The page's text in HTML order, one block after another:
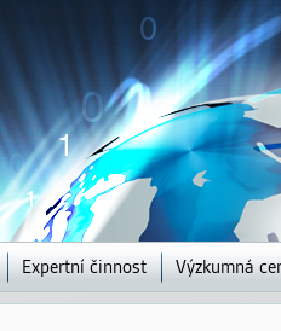
Jump to navigation
Expertní činnost Výzkumná